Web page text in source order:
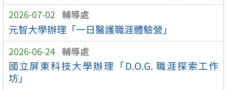
2026-07-02 輔導處
元智大學辦理「一日醫護職涯體驗營」
2026-06-24 輔導處
國立屏東科技大學辦理「D.O.G. 職涯探索工作
坊」